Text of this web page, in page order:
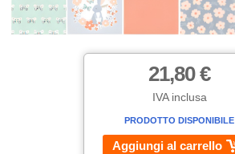
21,80 €
IVA inclusa
PRODOTTO DISPONIBILE
Aggiungi al carrello